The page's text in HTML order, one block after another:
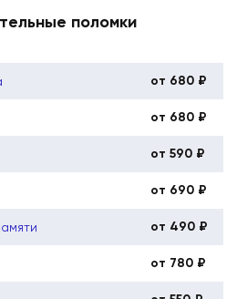
поломки
от 680 ₽
от 680 ₽
от 590 ₽
от 690 ₽
от 490 ₽
от 780 ₽